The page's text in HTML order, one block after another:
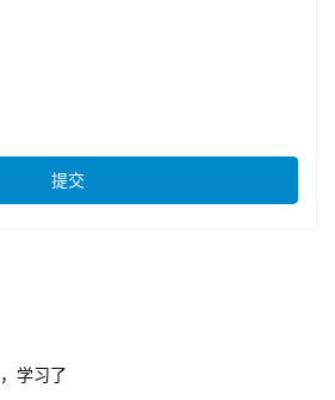
提交
学习了